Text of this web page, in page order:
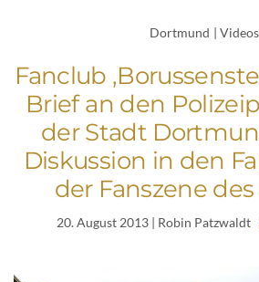
Dortmund | Videos
Fanclub
Brief an den
der Stadt
Diskussion in den
der Fanszene des
20. August 2013 | Robin Patzwaldt